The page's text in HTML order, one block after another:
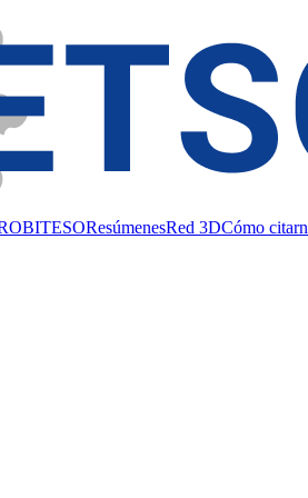
BITESOResúmenesRed 3DCómo